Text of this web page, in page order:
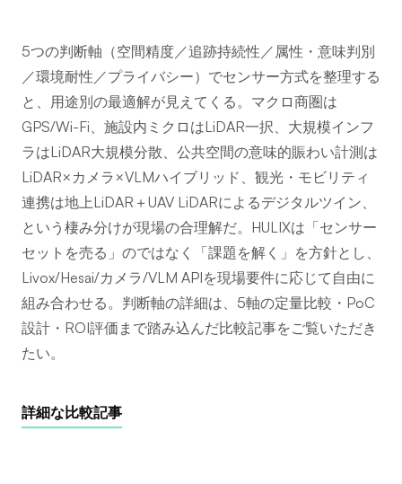
5つの判断軸（空間精度／追跡持続性／属性・意味判別
／環境耐性／プライバシー）でセンサー方式を整理する
と、用途別の最適解が見えてくる。マクロ商圏は
GPS/Wi-Fi、施設内ミクロはLiDAR一択、大規模インフ
ラはLiDAR大規模分散、公共空間の意味的賑わい計測は
LiDAR×カメラ×VLMハイブリッド、観光・モビリティ
連携は地上LiDAR＋UAV LiDARによるデジタルツイン、
という棲み分けが現場の合理解だ。HULIXは「センサー
セットを売る」のではなく「課題を解く」を方針とし、
Livox/Hesai/カメラ/VLM APIを現場要件に応じて自由に
組み合わせる。判断軸の詳細は、5軸の定量比較・PoC
設計・ROI評価まで踏み込んだ比較記事をご覧いただき
たい。
詳細な比較記事